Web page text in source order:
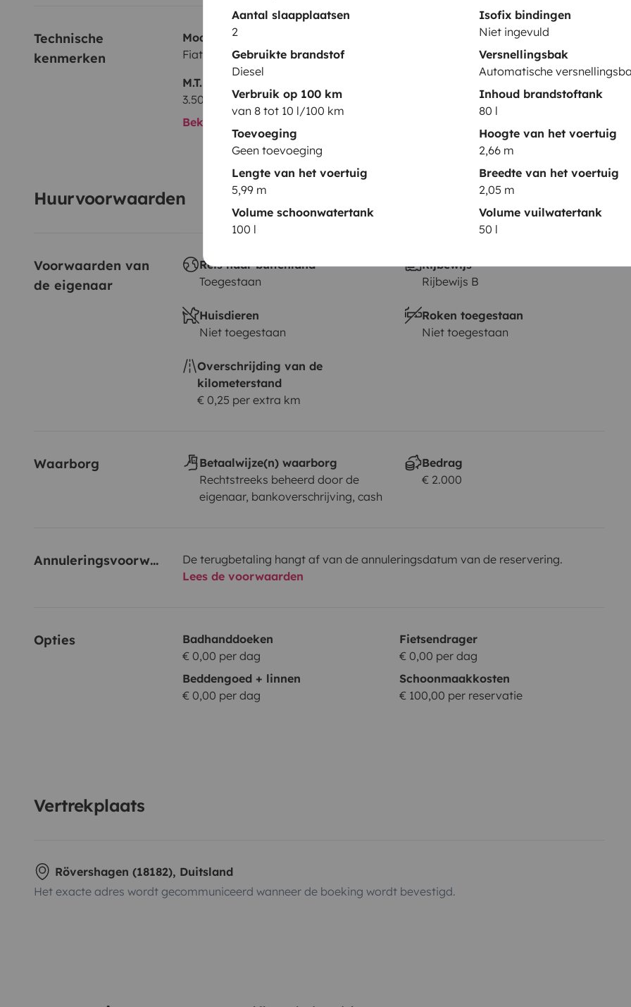
Aantal slaapplaatsen
2
Isofix bindingen
Niet ingevuld
Gebruikte brandstof
Diesel
Versnellingsbak
Automatische
Verbruik op 100 km
van 8 tot 10 l/100 km
Inhoud brandstoftank
80 l
Toevoeging
Geen toevoeging
Hoogte van het voertuig
2,66 m
Lengte van het voertuig
5,99 m
Breedte van het voertuig
2,05 m
Volume schoonwatertank
100 l
Volume vuilwatertank
50 l
Technische
kenmerken
Model
Fiat Fiat Ducato Dexter Karmann
Datum eerste inschrijving
M.T.M.
3.500 kg
Bekijk alle kenmerken
Huurvoorwaarden
Voorwaarden van
de eigenaar
Reis naar buitenland
Toegestaan
Rijbewijs
Rijbewijs B
Huisdieren
Niet toegestaan
Roken toegestaan
Niet toegestaan
Overschrijding van de
kilometerstand
€ 0,25 per extra km
Waarborg
Betaalwijze(n) waarborg
Rechtstreeks beheerd door de
eigenaar, bankoverschrijving, cash
Bedrag
€ 2.000
Annuleringsvoorwaarden
De terugbetaling hangt af van de annuleringsdatum van de reservering.
Lees de voorwaarden
Opties
Badhanddoeken
€ 0,00 per dag
Fietsendrager
€ 0,00 per dag
Beddengoed + linnen
€ 0,00 per dag
Schoonmaakkosten
€ 100,00 per reservatie
Vertrekplaats
Rövershagen (18182), Duitsland
Het exacte adres wordt gecommuniceerd wanneer de boeking wordt bevestigd.